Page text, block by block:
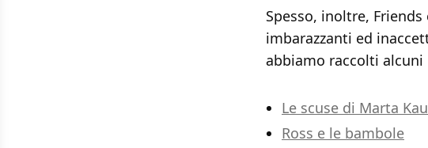
Spesso, inoltre,
imbarazzanti ed
abbiamo raccolti alcuni
Le scuse di Marta
Ross e le bambole